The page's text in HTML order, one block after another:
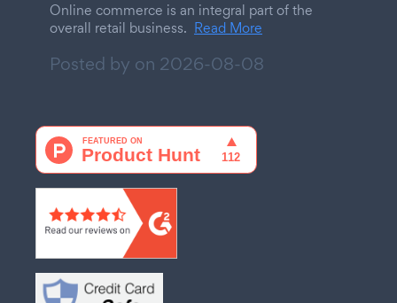
Online commerce is an integral part of the
overall retail business. Read More
Posted by on 2026-08-08